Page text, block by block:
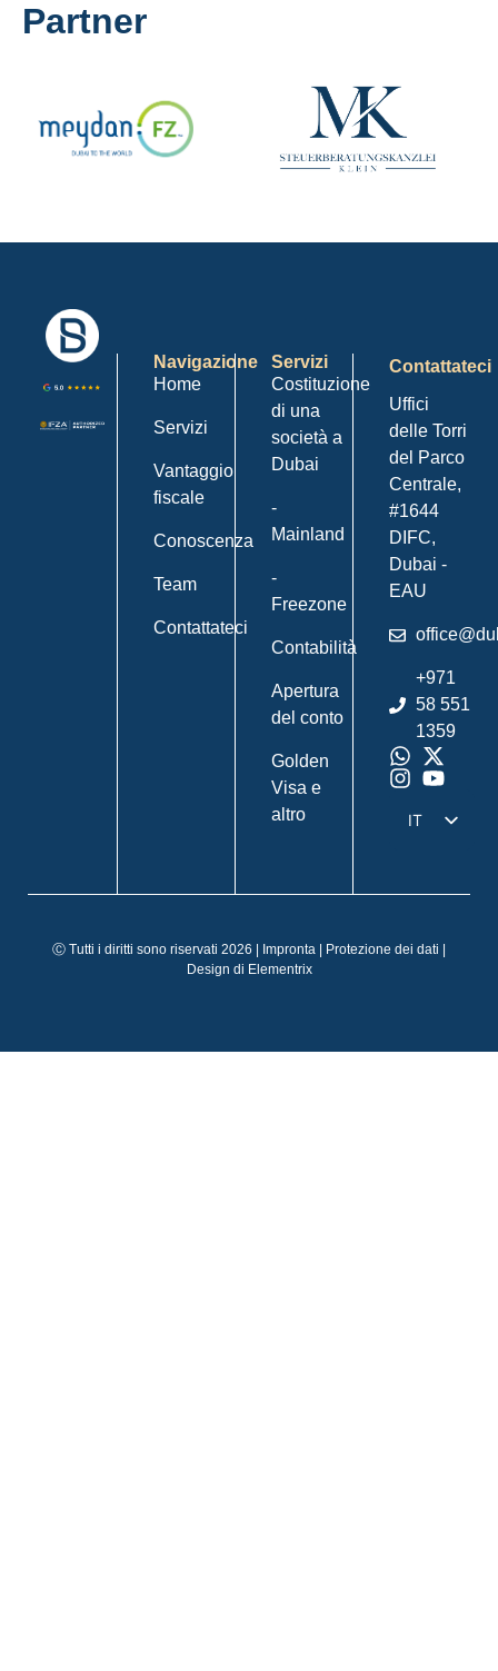
Partner
Navigazione
Home
Servizi
Vantaggio
fiscale
Conoscenza
Team
Contattateci
Servizi
Costituzione
di una
società a
Dubai
-
Mainland
-
Freezone
Contabilità
Apertura
del conto
Golden
Visa e
altro
Contattateci
Uffici
delle Torri
del Parco
Centrale,
#1644
DIFC,
Dubai -
EAU
+971
58 551
1359
IT
EN
Ⓒ Tutti i diritti sono riservati 2026 | Impronta Protezione dei dati
Design di Elementrix